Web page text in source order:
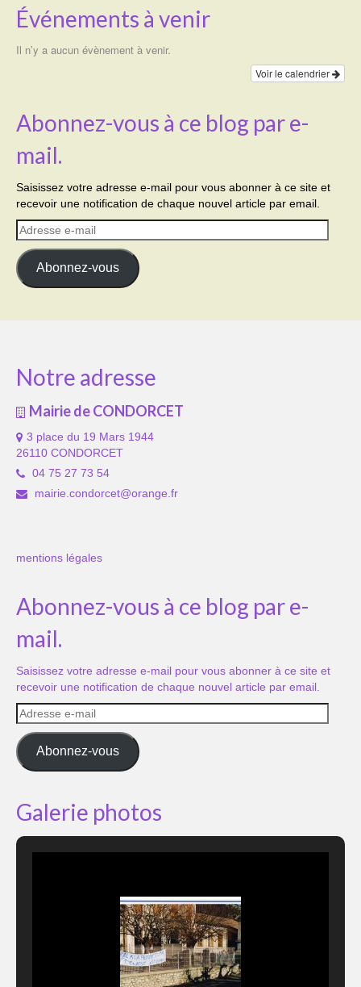
Événements à venir
Il n’y a aucun évènement à venir.
Voir le calendrier
Abonnez-vous à ce blog par e-
mail.
Saisissez votre adresse e-mail pour vous abonner à ce site et
recevoir une notification de chaque nouvel article par email.
Adresse
e-
mail
Abonnez-vous
Notre adresse
Mairie de CONDORCET
3 place du 19 Mars 1944
26110 CONDORCET
04 75 27 73 54
mairie.condorcet@orange.fr
mentions légales
Abonnez-vous à ce blog par e-
mail.
Saisissez votre adresse e-mail pour vous abonner à ce site et
recevoir une notification de chaque nouvel article par email.
Adresse
e-
mail
Abonnez-vous
Galerie photos